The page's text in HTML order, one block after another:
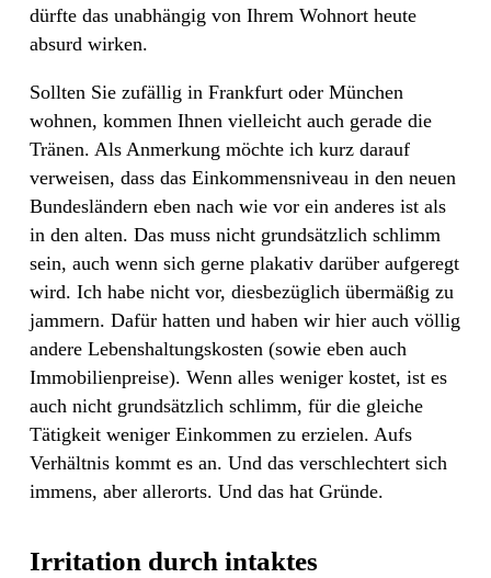
dürfte das unabhängig von Ihrem Wohnort heute
absurd wirken.
Sollten Sie zufällig in Frankfurt oder München
wohnen, kommen Ihnen vielleicht auch gerade die
Tränen. Als Anmerkung möchte ich kurz darauf
verweisen, dass das Einkommensniveau in den neuen
Bundesländern eben nach wie vor ein anderes ist als
in den alten. Das muss nicht grundsätzlich schlimm
sein, auch wenn sich gerne plakativ darüber aufgeregt
wird. Ich habe nicht vor, diesbezüglich übermäßig zu
jammern. Dafür hatten und haben wir hier auch völlig
andere Lebenshaltungskosten (sowie eben auch
Immobilienpreise). Wenn alles weniger kostet, ist es
auch nicht grundsätzlich schlimm, für die gleiche
Tätigkeit weniger Einkommen zu erzielen. Aufs
Verhältnis kommt es an. Und das verschlechtert sich
immens, aber allerorts. Und das hat Gründe.
Irritation durch intaktes